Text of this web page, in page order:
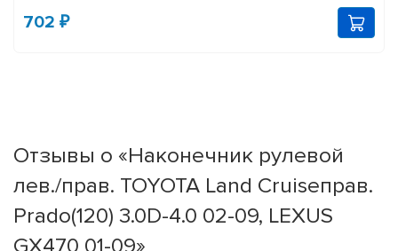
702 ₽
Отзывы о «Наконечник рулевой
лев./прав. TOYOTA Land Cruiseправ.
Prado(120) 3.0D-4.0 02-09, LEXUS